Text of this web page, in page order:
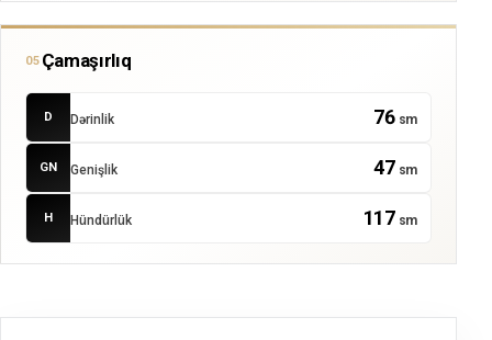
05 Çamaşırlıq
D Dərinlik 76 sm
GN Genişlik 47 sm
H Hündürlük 117 sm